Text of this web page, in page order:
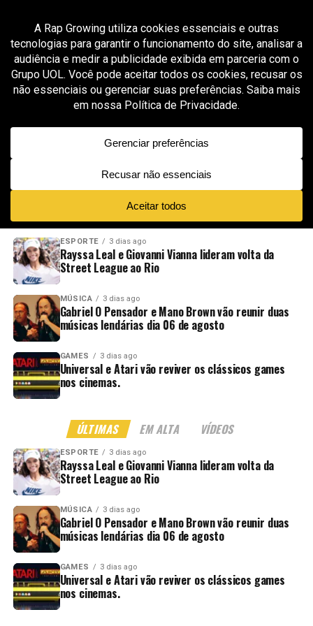
All posts tagged "Jotapê"
MÚSICA 2 meses ago
Lezin transforma clima de Copa e Dia dos
Namorados em trilha romântica no EP “Amor
de Copa”
NOVIDADES EM ALTA VÍDEOS
ESPORTE 3 dias ago
Rayssa Leal e Giovanni Vianna lideram volta da
Street League ao Rio
MÚSICA 3 dias ago
Gabriel O Pensador e Mano Brown vão reunir duas
músicas lendárias dia 06 de agosto
GAMES 3 dias ago
Universal e Atari vão reviver os clássicos games
nos cinemas.
ÚLTIMAS EM ALTA VÍDEOS
ESPORTE 3 dias ago
Rayssa Leal e Giovanni Vianna lideram volta da
Street League ao Rio
MÚSICA 3 dias ago
Gabriel O Pensador e Mano Brown vão reunir duas
músicas lendárias dia 06 de agosto
GAMES 3 dias ago
Universal e Atari vão reviver os clássicos games
nos cinemas.